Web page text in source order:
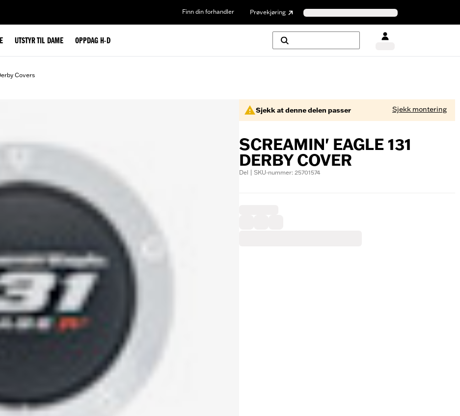
Finn din forhandler Prøvekjøring
UTSTYR TIL DAME OPPDAG H-D
Covers
Sjekk at denne delen passer Sjekk montering
SCREAMIN' EAGLE 131
DERBY COVER
Del | SKU-nummer: 25701574